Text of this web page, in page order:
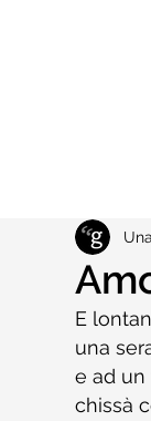
E
una
e ad un
chissà